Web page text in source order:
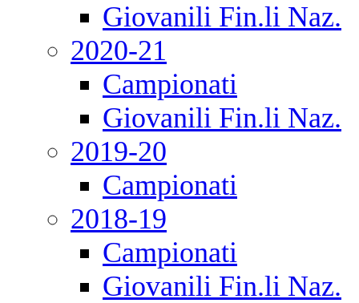
Giovanili Fin.li Naz.
2020-21
Campionati
Giovanili Fin.li Naz.
2019-20
Campionati
2018-19
Campionati
Giovanili Fin.li Naz.